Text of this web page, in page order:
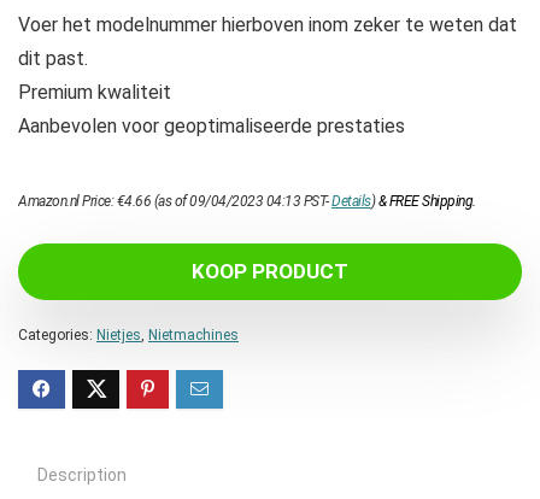
Voer het modelnummer hierboven inom zeker te weten dat
dit past.
Premium kwaliteit
Aanbevolen voor geoptimaliseerde prestaties
Amazon.nl Price:€4.66 (as of 09/04/2023 04:13 PST-Details)&FREE Shipping.
KOOP PRODUCT
Categories: Nietjes, Nietmachines
Description